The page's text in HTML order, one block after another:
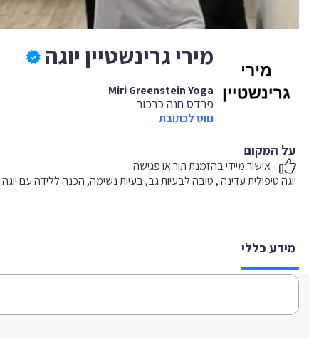
מירי גרינשטיין יוגה
Miri Greenstein Yoga
פרדס חנה כרכור
נווט לכתובת
על המקום
אישור מיידי בהזמנת תור או פגישה
יוגה טיפולית עדינה , טובה לבעיות גב, בעיות נשימה, הכנה ללידה עם יוגה.
מידע כללי